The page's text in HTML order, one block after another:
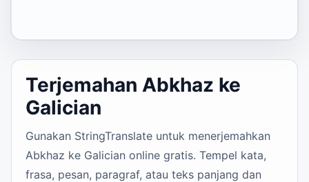
Terjemahan Abkhaz ke
Galician
Gunakan StringTranslate untuk menerjemahkan
Abkhaz ke Galician online gratis. Tempel kata,
frasa, pesan, paragraf, atau teks panjang dan